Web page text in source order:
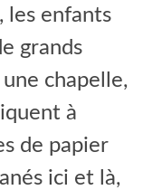
les enfants
grands
chapelle,
à
de papier
ici et là,